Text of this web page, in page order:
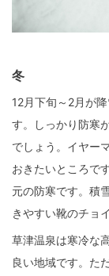
冬
12月下旬～2月が
す。しっかり防寒
でしょう。イヤー
おきたいところで
元の防寒です。積
きやすい靴のチョ
草津温泉は寒冷な
良い地域です。た